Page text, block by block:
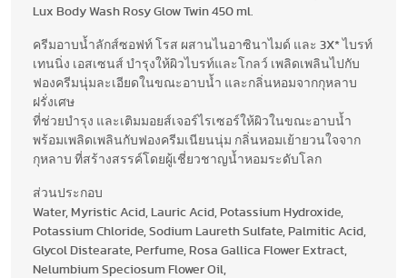
Lux Body Wash Rosy Glow Twin 450 ml.
ครีมอาบน้ำลักส์ซอฟท์ โรส ผสานไนอาซินาไมด์ และ 3X* ไบรท์
เทนนิ่ง เอสเซนส์ บำรุงให้ผิวไบรท์และโกลว์ เพลิดเพลินไปกับ
ฟองครีมนุ่มละเอียดในขณะอาบน้ำ และกลิ่นหอมจากกุหลาบ
ฝรั่งเศษ
ที่ช่วยบำรุง และเติมมอยส์เจอร์ไรเซอร์ให้ผิวในขณะอาบน้ำ
พร้อมเพลิดเพลินกับฟองครีมเนียนนุ่ม กลิ่นหอมเย้ายวนใจจาก
กุหลาบ ที่สร้างสรรค์โดยผู้เชี่ยวชาญน้ำหอมระดับโลก
ส่วนประกอบ
Water, Myristic Acid, Lauric Acid, Potassium Hydroxide,
Potassium Chloride, Sodium Laureth Sulfate, Palmitic Acid,
Glycol Distearate, Perfume, Rosa Gallica Flower Extract,
Nelumbium Speciosum Flower Oil,